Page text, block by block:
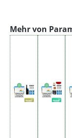
Produktgalerie
Mehr von